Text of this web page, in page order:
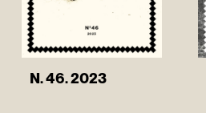
N. 46. 2023